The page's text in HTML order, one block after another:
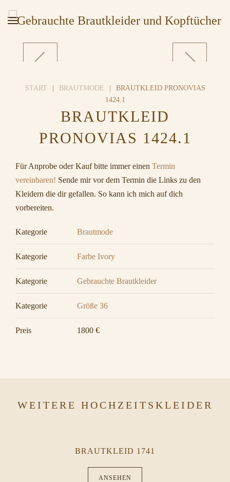
START BRAUTMODE
BRAUTKLEID PRONOVIAS
1424.1
BRAUTKLEID
PRONOVIAS 1424.1
Für Anprobe oder Kauf bitte immer einen Termin
vereinbaren! Sende mir vor dem Termin die Links zu den
Kleidern die dir gefallen. So kann ich mich auf dich
vorbereiten.
Kategorie Brautmode
Kategorie Farbe Ivory
Kategorie Gebrauchte Brautkleider
Kategorie Größe 36
Preis 1800 €
WEITERE HOCHZEITSKLEIDER
BRAUTKLEID 1741
ANSEHEN